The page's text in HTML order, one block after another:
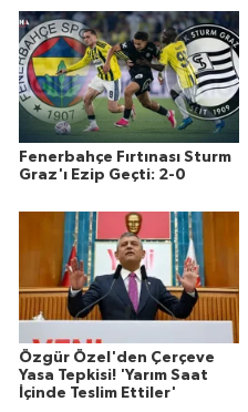
Fenerbahçe Fırtınası Sturm
Graz'ı Ezip Geçti: 2-0
Özgür Özel'den Çerçeve
Yasa Tepkisi! 'Yarım Saat
İçinde Teslim Ettiler'